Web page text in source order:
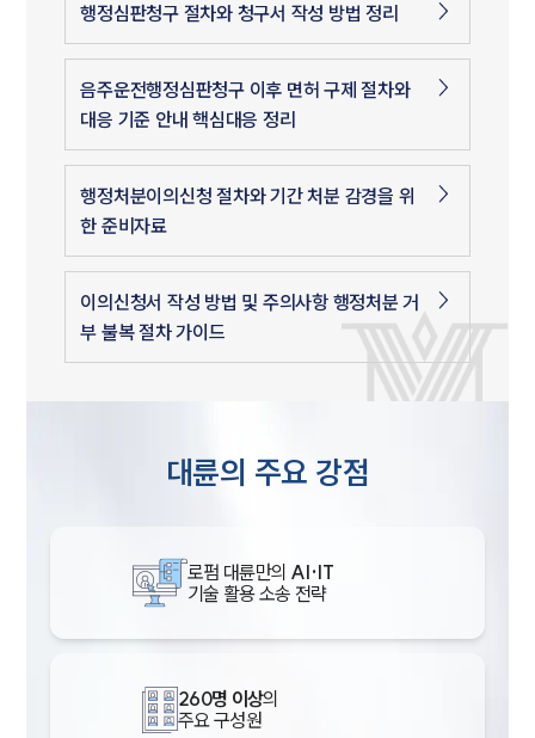
행정심판청구 절차와 청구서 작성 방법 정리
음주운전행정심판청구 이후 면허 구제 절차와
대응 기준 안내 핵심대응 정리
행정처분이의신청 절차와 기간 처분 감경을 위
한 준비자료
이의신청서 작성 방법 및 주의사항 행정처분 거
부 불복 절차 가이드
대륜의 주요 강점
로펌 대륜만의 AI·IT
기술 활용 소송 전략
260명 이상의
주요 구성원